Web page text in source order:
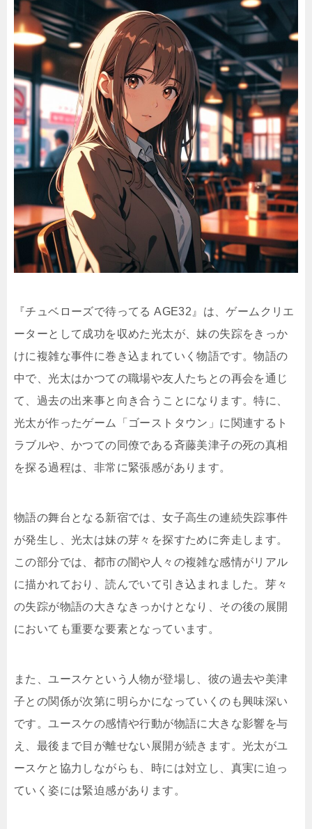
『チュベローズで待ってる AGE32』は、ゲームクリエ
ーターとして成功を収めた光太が、妹の失踪をきっか
けに複雑な事件に巻き込まれていく物語です。物語の
中で、光太はかつての職場や友人たちとの再会を通じ
て、過去の出来事と向き合うことになります。特に、
光太が作ったゲーム「ゴーストタウン」に関連するト
ラブルや、かつての同僚である斉藤美津子の死の真相
を探る過程は、非常に緊張感があります。
物語の舞台となる新宿では、女子高生の連続失踪事件
が発生し、光太は妹の芽々を探すために奔走します。
この部分では、都市の闇や人々の複雑な感情がリアル
に描かれており、読んでいて引き込まれました。芽々
の失踪が物語の大きなきっかけとなり、その後の展開
においても重要な要素となっています。
また、ユースケという人物が登場し、彼の過去や美津
子との関係が次第に明らかになっていくのも興味深い
です。ユースケの感情や行動が物語に大きな影響を与
え、最後まで目が離せない展開が続きます。光太がユ
ースケと協力しながらも、時には対立し、真実に迫っ
ていく姿には緊迫感があります。